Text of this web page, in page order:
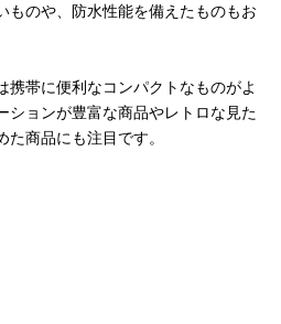
ものや、防水性能を備えたものもお
携帯に便利なコンパクトなものがよ
ションが豊富な商品やレトロな見た
商品にも注目です。